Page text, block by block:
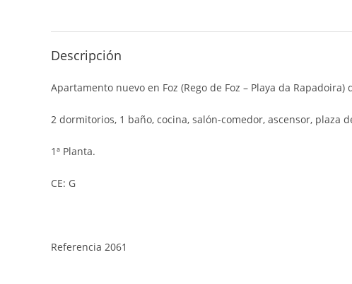
Descripción
Apartamento nuevo en Foz (Rego de Foz – Playa da
2 dormitorios, 1 baño, cocina, salón-comedor, ascensor, plaza
1ª Planta.
CE: G
Referencia 2061